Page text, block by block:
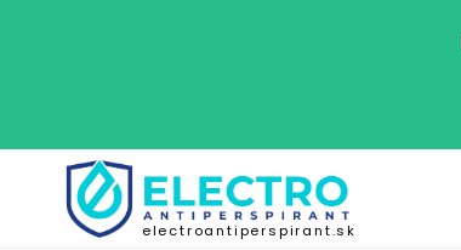
electroantiperspirant.sk